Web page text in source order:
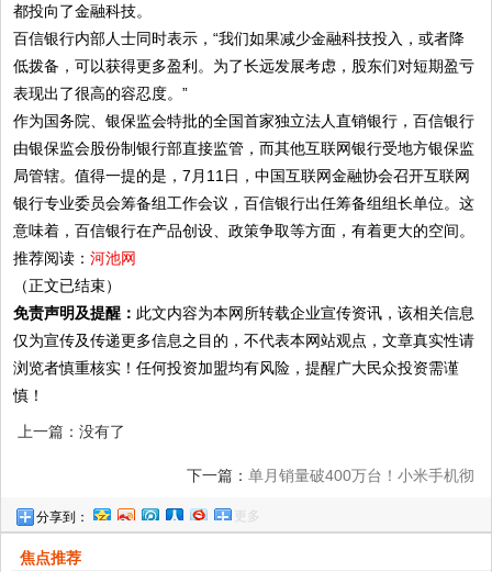
都投向了金融科技。
百信银行内部人士同时表示，“我们如果减少金融科技投入，或者降
低拨备，可以获得更多盈利。为了长远发展考虑，股东们对短期盈亏
表现出了很高的容忍度。”
作为国务院、银保监会特批的全国首家独立法人直销银行，百信银行
由银保监会股份制银行部直接监管，而其他互联网银行受地方银保监
局管辖。值得一提的是，7月11日，中国互联网金融协会召开互联网
银行专业委员会筹备组工作会议，百信银行出任筹备组组长单位。这
意味着，百信银行在产品创设、政策争取等方面，有着更大的空间。
推荐阅读：河池网
（正文已结束）
免责声明及提醒： 此文内容为本网所转载企业宣传资讯，该相关信息
仅为宣传及传递更多信息之目的，不代表本网站观点，文章真实性请
浏览者慎重核实！任何投资加盟均有风险，提醒广大民众投资需谨
慎！
上一篇：没有了
下一篇： 单月销量破400万台！小米手机彻
分享到： 更多
焦点推荐